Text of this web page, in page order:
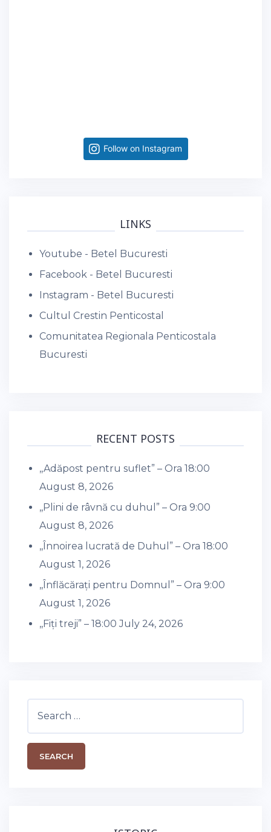
Follow on Instagram
LINKS
Youtube - Betel Bucuresti
Facebook - Betel Bucuresti
Instagram - Betel Bucuresti
Cultul Crestin Penticostal
Comunitatea Regionala Penticostala
Bucuresti
RECENT POSTS
,,Adăpost pentru suflet” – Ora 18:00
August 8, 2026
,,Plini de râvnă cu duhul” – Ora 9:00
August 8, 2026
,,Înnoirea lucrată de Duhul” – Ora 18:00
August 1, 2026
,,Înflăcărați pentru Domnul” – Ora 9:00
August 1, 2026
,,Fiți treji” – 18:00 July 24, 2026